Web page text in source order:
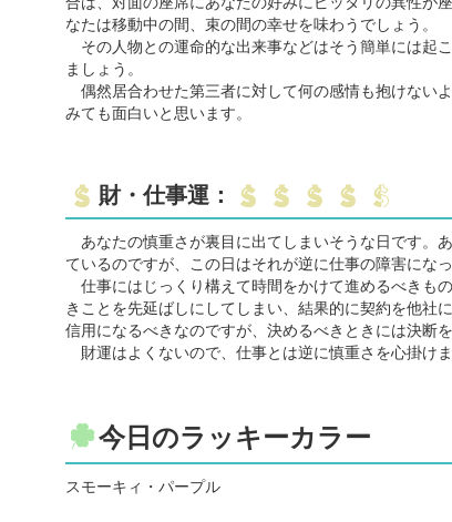
なたは移動中の間、束の間の幸せを味わうでしょう。
その人物との運命的な出来事などはそう簡単には起
ましょう。
偶然居合わせた第三者に対して何の感情も抱けない
みても面白いと思います。
財・仕事運：
あなたの慎重さが裏目に出てしまいそうな日です。
ているのですが、この日はそれが逆に仕事の障害になっ
仕事にはじっくり構えて時間をかけて進めるべきも
きことを先延ばしにしてしまい、結果的に契約を他社
信用になるべきなのですが、決めるべきときには決断
財運はよくないので、仕事とは逆に慎重さを心掛けま
今日のラッキーカラー
スモーキィ・パープル